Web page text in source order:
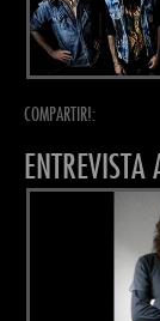
COMPARTIR!: